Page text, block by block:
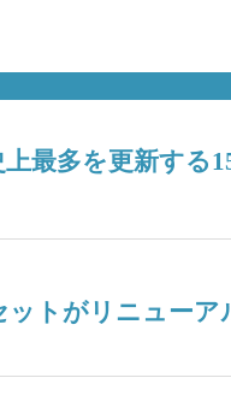
最多を更新す
ットがリニューア